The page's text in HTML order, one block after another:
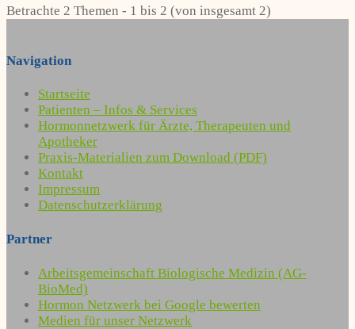
Betrachte 2 Themen - 1 bis 2 (von insgesamt 2)
Navigation
Startseite
Patienten – Infos & Services
Hormonnetzwerk für Ärzte, Therapeuten und
Apotheker
Praxis-Materialien zum Download (PDF)
Kontakt
Impressum
Datenschutzerklärung
Partner
Arbeitsgemeinschaft Biologische Medizin (AG-
BioMed)
Hormon Netzwerk bei Google bewerten
Medien für unser Netzwerk